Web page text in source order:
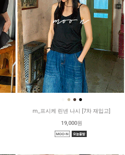
● ● ●
m_프시케 린넨 나시 [7차 재입고]
19,000원